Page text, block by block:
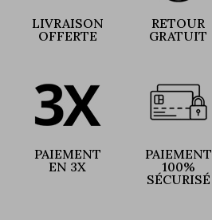
LIVRAISON
OFFERTE
RETOUR
GRATUIT
PAIEMENT
EN 3X
PAIEMENT
100%
SÉCURISÉ